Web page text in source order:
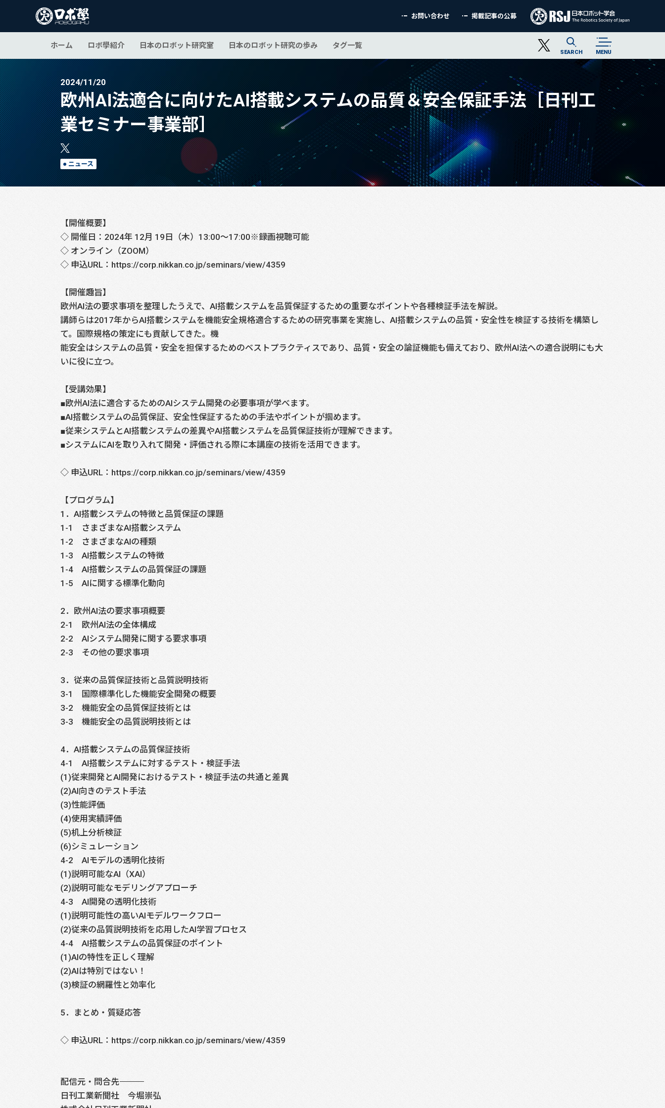
お問い合わせ 掲載記事の公募
ホーム ロボ學紹介 日本のロボット研究室 日本のロボット研究の歩み タグ一覧
SEARCH MENU
2024/11/20
欧州AI法適合に向けたAI搭載システムの品質＆安全保証手法［日刊工
業セミナー事業部］
ニュース
【開催概要】
◇ 開催日：2024年 12月 19日（木）13:00～17:00※録画視聴可能
◇ オンライン（ZOOM）
◇ 申込URL：https://corp.nikkan.co.jp/seminars/view/4359
【開催趣旨】
欧州AI法の要求事項を整理したうえで、AI搭載システムを品質保証するための重要なポイントや各種検証手法を解説。
講師らは2017年からAI搭載システムを機能安全規格適合するための研究事業を実施し、AI搭載システムの品質・安全性を検証する技術を構築し
て。国際規格の策定にも貢献してきた。機
能安全はシステムの品質・安全を担保するためのベストプラクティスであり、品質・安全の論証機能も備えており、欧州AI法への適合説明にも大
いに役に立つ。
【受講効果】
■欧州AI法に適合するためのAIシステム開発の必要事項が学べます。
■AI搭載システムの品質保証、安全性保証するための手法やポイントが掴めます。
■従来システムとAI搭載システムの差異やAI搭載システムを品質保証技術が理解できます。
■システムにAIを取り入れて開発・評価される際に本講座の技術を活用できます。
◇ 申込URL：https://corp.nikkan.co.jp/seminars/view/4359
【プログラム】
1．AI搭載システムの特徴と品質保証の課題
1-1 さまざまなAI搭載システム
1-2 さまざまなAIの種類
1-3 AI搭載システムの特徴
1-4 AI搭載システムの品質保証の課題
1-5 AIに関する標準化動向
2．欧州AI法の要求事項概要
2-1 欧州AI法の全体構成
2-2 AIシステム開発に関する要求事項
2-3 その他の要求事項
3．従来の品質保証技術と品質説明技術
3-1 国際標準化した機能安全開発の概要
3-2 機能安全の品質保証技術とは
3-3 機能安全の品質説明技術とは
4．AI搭載システムの品質保証技術
4-1 AI搭載システムに対するテスト・検証手法
(1)従来開発とAI開発におけるテスト・検証手法の共通と差異
(2)AI向きのテスト手法
(3)性能評価
(4)使用実績評価
(5)机上分析検証
(6)シミュレーション
4-2 AIモデルの透明化技術
(1)説明可能なAI（XAI）
(2)説明可能なモデリングアプローチ
4-3 AI開発の透明化技術
(1)説明可能性の高いAIモデルワークフロー
(2)従来の品質説明技術を応用したAI学習プロセス
4-4 AI搭載システムの品質保証のポイント
(1)AIの特性を正しく理解
(2)AIは特別ではない！
(3)検証の網羅性と効率化
5．まとめ・質疑応答
◇ 申込URL：https://corp.nikkan.co.jp/seminars/view/4359
配信元・問合先――――――――――――――――――――――――――――
日刊工業新聞社 今堀崇弘